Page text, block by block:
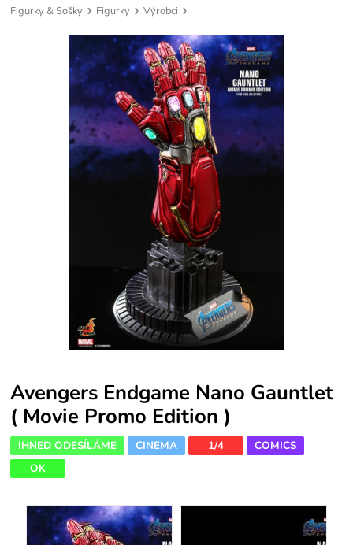
Figurky & Sošky Figurky Výrobci
Avengers Endgame Nano Gauntlet
( Movie Promo Edition )
IHNED ODESÍLÁME CINEMA 1/4
COMICS
OK